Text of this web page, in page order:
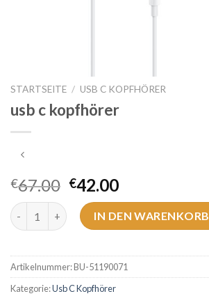
STARTSEITE / USB C KOPFHÖRER
usb c kopfhörer
€67.00 €42.00
usb c kopfhörer MengeIN DEN WARENKORB
Artikelnummer:BU-51190071
Kategorie:Usb C Kopfhörer